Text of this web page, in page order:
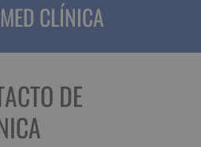
CLÍNICA
DE